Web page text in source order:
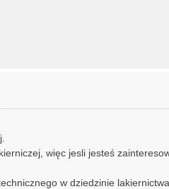
więc jesli jesteś
w dziedzinie lakiernictwa